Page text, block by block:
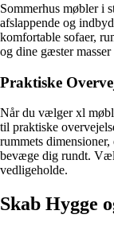
Sommerhus møbler i
afslappende og
komfortable sofaer,
og dine gæster
Praktiske
Når du vælger xl
til praktiske
rummets
bevæge dig rundt.
vedligeholde.
Skab Hygge